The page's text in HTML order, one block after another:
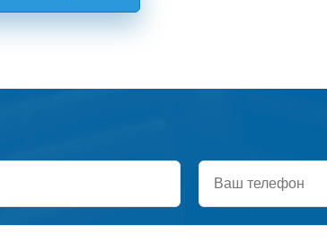
Ваш
телефон